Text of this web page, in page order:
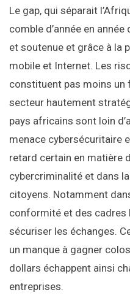
Le gap, qui séparait
comble d’année en
et soutenue et grâce à la
mobile et Internet. Les
constituent pas moins un
secteur hautement
pays africains sont loin
menace cybersécuritaire
retard certain en matière
cybercriminalité et dans
citoyens. Notamment
conformité et des cadres
sécuriser les échanges.
un manque à gagner
dollars échappent ainsi
entreprises.